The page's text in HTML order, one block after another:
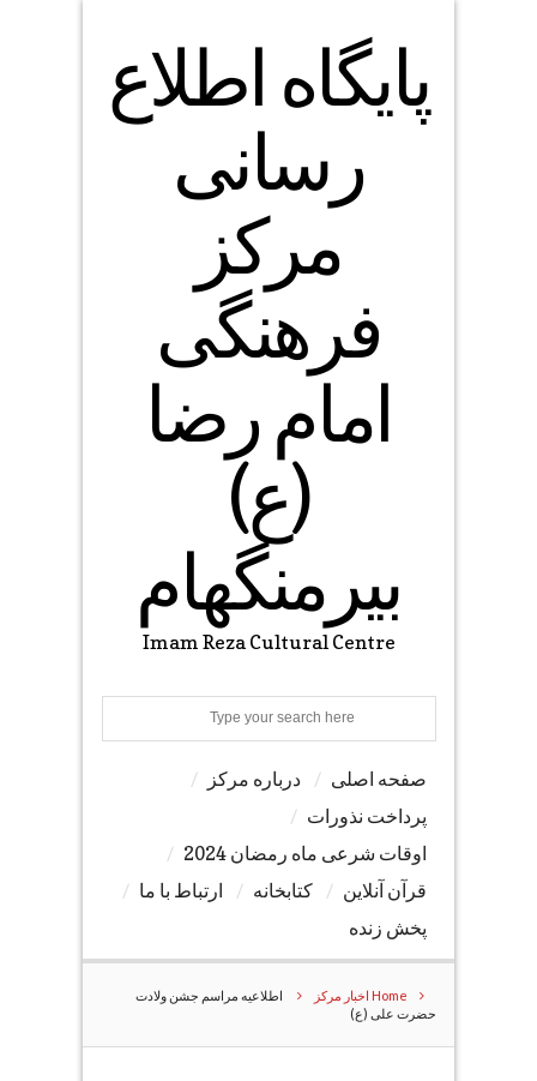
پایگاه اطلاع
رسانی
مرکز
فرهنگی
امام رضا
(ع)
بیرمنگهام
Imam Reza Cultural Centre
Search
صفحه اصلی
درباره مرکز
پرداخت نذورات
اوقات شرعی ماه رمضان 2024
قرآن آنلاین
کتابخانه
ارتباط با ما
پخش زنده
Home اخبار مرکز
اطلاعیه مراسم جشن ولادت
حضرت علی (ع)